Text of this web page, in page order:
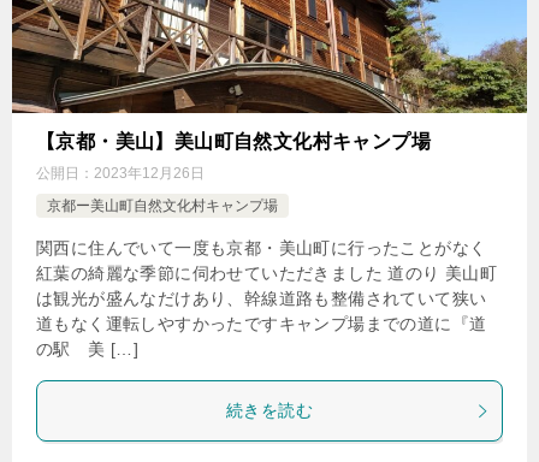
【京都・美山】美山町自然文化村キャンプ場
公開日： 2023年12月26日
京都ー美山町自然文化村キャンプ場
関西に住んでいて一度も京都・美山町に行ったことがなく
紅葉の綺麗な季節に伺わせていただきました 道のり 美山町
は観光が盛んなだけあり、幹線道路も整備されていて狭い
道もなく運転しやすかったですキャンプ場までの道に『道
の駅 美 […]
続きを読む